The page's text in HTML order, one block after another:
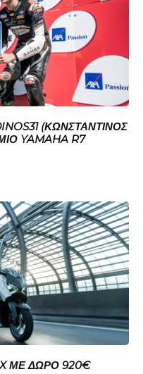
(ΚΩΝΣΤΑΝΤΊΝΟΣ
YAMAHA R7
ΜΕ ΔΏΡΟ 920€